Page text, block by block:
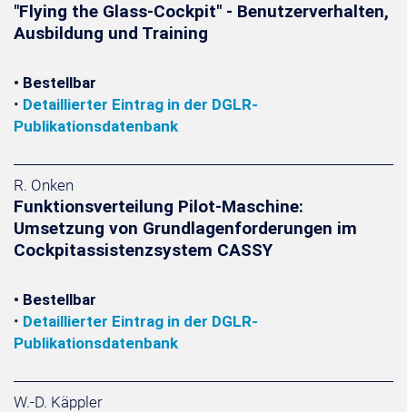
"Flying the Glass-Cockpit" - Benutzerverhalten,
Ausbildung und Training
• Bestellbar
• Detaillierter Eintrag in der DGLR-
Publikationsdatenbank
R. Onken
Funktionsverteilung Pilot-Maschine:
Umsetzung von Grundlagenforderungen im
Cockpitassistenzsystem CASSY
• Bestellbar
• Detaillierter Eintrag in der DGLR-
Publikationsdatenbank
W.-D. Käppler